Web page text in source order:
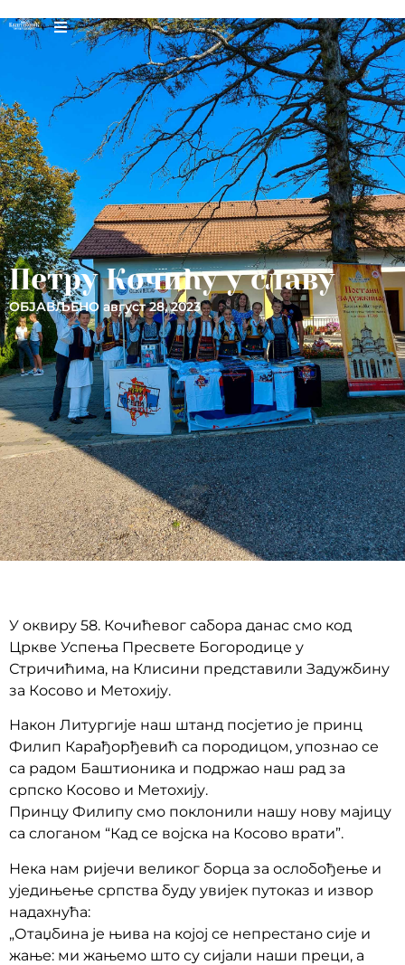
Петру Кочићу у славу
ОБЈАВЉЕНО август 28, 2023
У оквиру 58. Кочићевог сабора данас смо код
Цркве Успења Пресвете Богородице у
Стричићима, на Клисини представили Задужбину
за Косово и Метохију.
Након Литургије наш штанд посјетио је принц
Филип Карађорђевић са породицом, упознао се
са радом Баштионика и подржао наш рад за
српско Косово и Метохију.
Принцу Филипу смо поклонили нашу нову мајицу
са слоганом “Кад се војска на Косово врати”.
Нека нам ријечи великог борца за ослобођење и
уједињење српства буду увијек путоказ и извор
надахнућа:
„Отаџбина је њива на којој се непрестано сије и
жање: ми жањемо што су сијали наши преци, а